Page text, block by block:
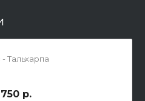
- Тальхарпа
р.